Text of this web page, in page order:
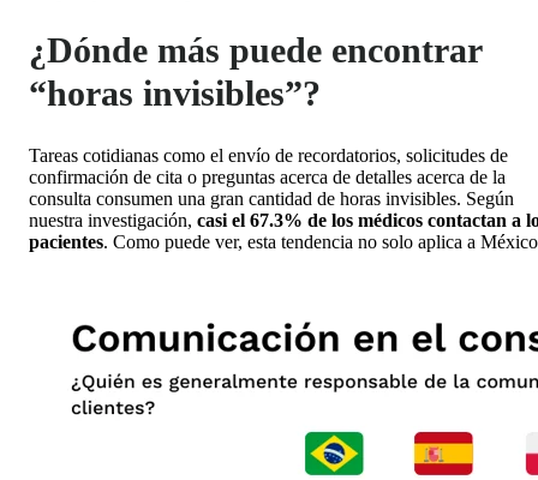
¿Dónde más puede encontrar
“horas invisibles”?
Tareas cotidianas como el envío de recordatorios, solicitudes de
confirmación de cita o preguntas acerca de detalles acerca de la
consulta consumen una gran cantidad de horas invisibles. Según
nuestra investigación, casi el 67.3% de los médicos contactan a
pacientes. Como puede ver, esta tendencia no solo aplica a